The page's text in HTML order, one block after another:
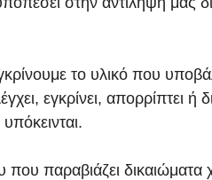
το υλικό που
εγκρίνει, απορρίπτει
παραβιάζει